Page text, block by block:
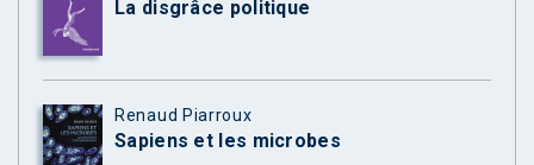
La disgrâce politique
Renaud Piarroux
Sapiens et les microbes